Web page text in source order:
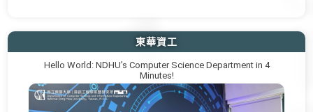
東華資工
Hello World: NDHU’s Computer Science Department in 4
Minutes!